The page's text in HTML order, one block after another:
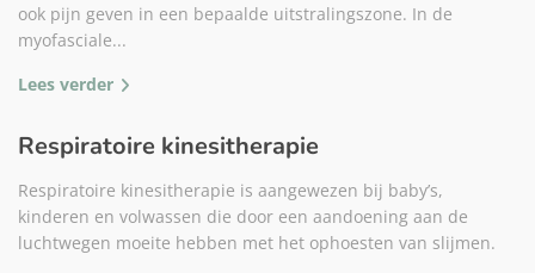
ook pijn geven in een bepaalde uitstralingszone. In de
myofasciale...
Lees verder
Respiratoire kinesitherapie
Respiratoire kinesitherapie is aangewezen bij baby’s,
kinderen en volwassen die door een aandoening aan de
luchtwegen moeite hebben met het ophoesten van slijmen.